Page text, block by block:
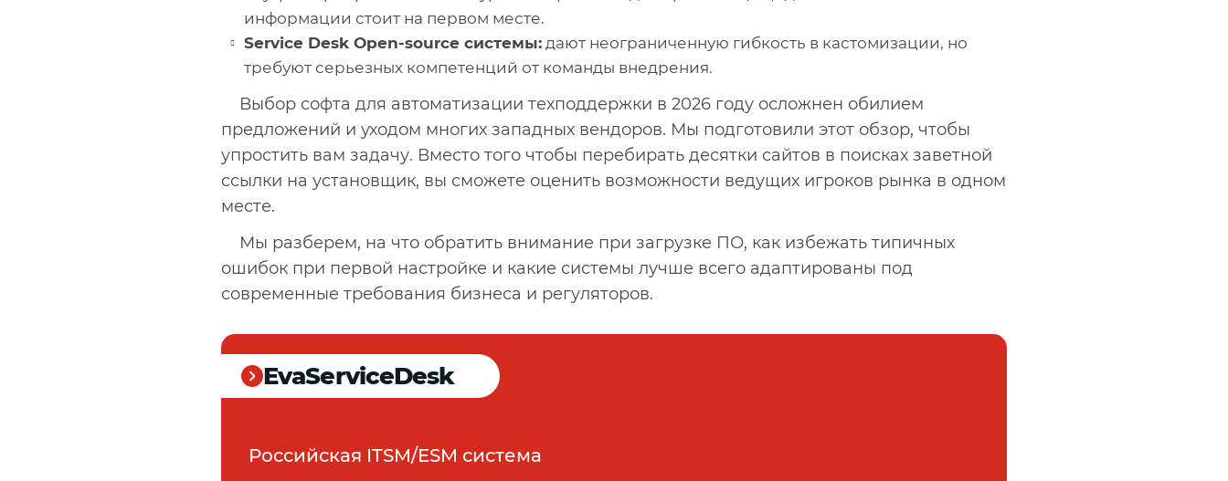
информации стоит на первом месте.
Service Desk Open-source системы: дают неограниченную гибкость в кастомизации, но
требуют серьезных компетенций от команды внедрения.
Выбор софта для автоматизации техподдержки в 2026 году осложнен обилием
предложений и уходом многих западных вендоров. Мы подготовили этот обзор, чтобы
упростить вам задачу. Вместо того чтобы перебирать десятки сайтов в поисках заветной
ссылки на установщик, вы сможете оценить возможности ведущих игроков рынка в одном
месте.
Мы разберем, на что обратить внимание при загрузке ПО, как избежать типичных
ошибок при первой настройке и какие системы лучше всего адаптированы под
современные требования бизнеса и регуляторов.
EvaServiceDesk
Российская ITSM/ESM система